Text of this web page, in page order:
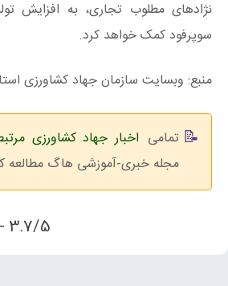
نژادهای مطلوب تجاری، به افزایش
سوپرفود کمک خواهد کرد.
منبع: وبسایت سازمان جهاد کشاورزی
تمامی اخبار جهاد کشاورزی
مجله خبری-آموزشی هاگ مطالعه
3.7/5 - (3 امتیاز)